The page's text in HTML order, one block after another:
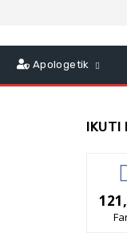
Apologetik
IKUTI